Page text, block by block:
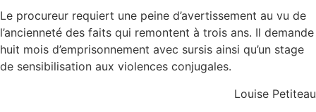
Le procureur requiert une peine d’avertissement au vu de
l’ancienneté des faits qui remontent à trois ans. Il demande
huit mois d’emprisonnement avec sursis ainsi qu’un stage
de sensibilisation aux violences conjugales.
Louise Petiteau